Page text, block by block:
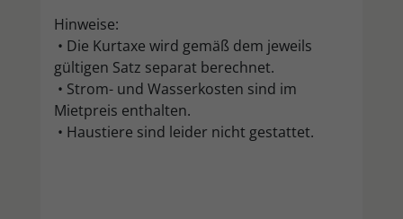
Hinweise:
• Die Kurtaxe wird gemäß dem jeweils
gültigen Satz separat berechnet.
• Strom- und Wasserkosten sind im
Mietpreis enthalten.
• Haustiere sind leider nicht gestattet.